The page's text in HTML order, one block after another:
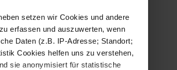
setzen wir Cookies und andere
erfassen und auszuwerten, wenn
Daten (z.B. IP-Adresse; Standort;
Cookies helfen uns zu verstehen,
sie anonymisiert für statistische